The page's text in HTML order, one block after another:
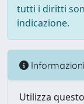
tutti i diritti
indicazione.
Informazioni
Utilizza